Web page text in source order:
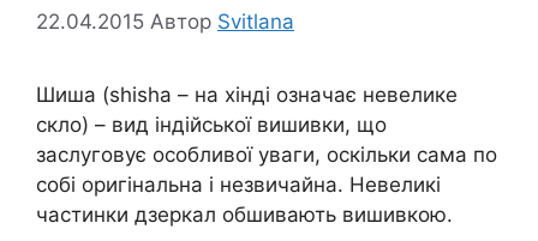
22.04.2015 Автор Svitlana
Шиша (shisha – на хінді означає невелике
скло) – вид індійської вишивки, що
заслуговує особливої уваги, оскільки сама по
собі оригінальна і незвичайна. Невеликі
частинки дзеркал обшивають вишивкою.